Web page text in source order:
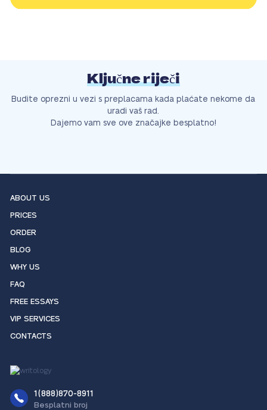
Ključne riječi
Budite oprezni u vezi s preplacama kada plaćate nekome da
uradi vaš rad.
Dajemo vam sve ove značajke besplatno!
ABOUT US
PRICES
ORDER
BLOG
WHY US
FAQ
FREE ESSAYS
VIP SERVICES
CONTACTS
1(888)870-8911
Besplatni broj